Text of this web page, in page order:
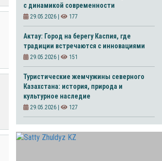
с динамикой современности
29.05.2026 | 177
Актау: Город на берегу Каспия, где
традиции встречаются с инновациями
29.05.2026 | 151
Туристические жемчужины северного
Казахстана: история, природа и
культурное наследие
29.05.2026 | 127